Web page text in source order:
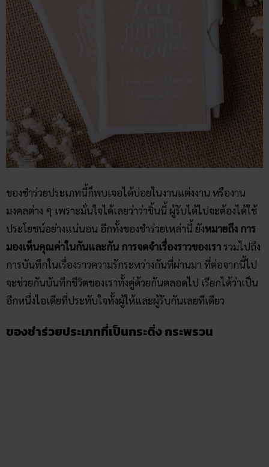
ของชำร่วยประเภทนี้ก็พบเจอได้บ่อยในงานแต่งงาน หรืองาน
มงคลต่าง ๆ เพราะมั่นใจได้เลยว่าว่าชิ้นนี้ ผู้รับได้ไปจะต้องได้ใช้
ประโยชน์อย่างแน่นอน อีกทั้งของชำร่วยเหล่านี้ ยังหมายถึง การ
มองเห็นคุณค่าในกันและกัน การจดจำเรื่องราวของเรารวมไปถึง
การบันทึกในเรื่องราวความรักระหว่างกันที่ผ่านมา ที่ต่อจากนี้ไป
จะช่วยกันบันทึกชีวิตของเราทั้งคู่ด้วยกันตลอดไป เรียกได้ว่าเป็น
อีกหนึ่งไอเดียที่ประทับใจทั้งผู้ให้และผู้รับกันเลยทีเดียว
ของชำร่วยประเภทที่เป็นกระดิ่ง กระพรวน